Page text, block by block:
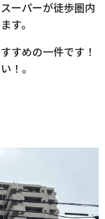
ーパーが徒歩圏内
す。
すめの一件です！
！。